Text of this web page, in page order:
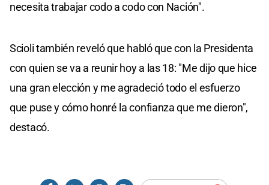
necesita trabajar codo a codo con Nación".
Scioli también reveló que habló que con la Presidenta
con quien se va a reunir hoy a las 18: "Me dijo que hice
una gran elección y me agradeció todo el esfuerzo
que puse y cómo honré la confianza que me dieron",
destacó.